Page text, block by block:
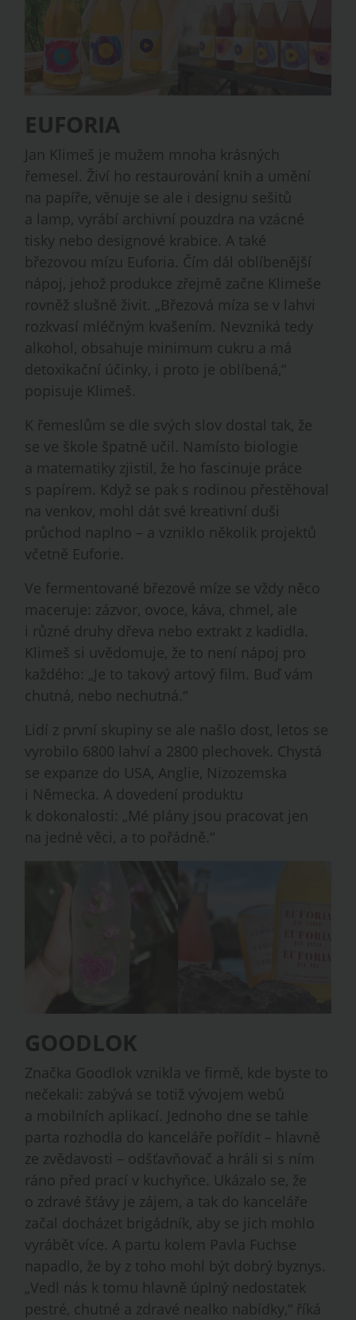
EUFORIA
Jan Klimeš je mužem mnoha krásných
řemesel. Živí ho restaurování knih a umění
na papíře, věnuje se ale i designu sešitů
a lamp, vyrábí archivní pouzdra na vzácné
tisky nebo designové krabice. A také
březovou mízu Euforia. Čím dál oblíbenější
nápoj, jehož produkce zřejmě začne Klimeše
rovněž slušně živit. „Březová míza se v lahvi
rozkvasí mléčným kvašením. Nevzniká tedy
alkohol, obsahuje minimum cukru a má
detoxikační účinky, i proto je oblíbená,“
popisuje Klimeš.
K řemeslům se dle svých slov dostal tak, že
se ve škole špatně učil. Namísto biologie
a matematiky zjistil, že ho fascinuje práce
s papírem. Když se pak s rodinou přestěhoval
na venkov, mohl dát své kreativní duši
průchod naplno – a vzniklo několik projektů
včetně Euforie.
Ve fermentované březové míze se vždy něco
maceruje: zázvor, ovoce, káva, chmel, ale
i různé druhy dřeva nebo extrakt z kadidla.
Klimeš si uvědomuje, že to není nápoj pro
každého: „Je to takový artový film. Buď vám
chutná, nebo nechutná.“
Lidí z první skupiny se ale našlo dost, letos se
vyrobilo 6800 lahví a 2800 plechovek. Chystá
se expanze do USA, Anglie, Nizozemska
i Německa. A dovedení produktu
k dokonalosti: „Mé plány jsou pracovat jen
na jedné věci, a to pořádně.“
GOODLOK
Značka Goodlok vznikla ve firmě, kde byste to
nečekali: zabývá se totiž vývojem webů
a mobilních aplikací. Jednoho dne se tahle
parta rozhodla do kanceláře pořídit – hlavně
ze zvědavosti – odšťavňovač a hráli si s ním
ráno před prací v kuchyňce. Ukázalo se, že
o zdravé šťávy je zájem, a tak do kanceláře
začal docházet brigádník, aby se jich mohlo
vyrábět více. A partu kolem Pavla Fuchse
napadlo, že by z toho mohl být dobrý byznys.
„Vedl nás k tomu hlavně úplný nedostatek
pestré, chutné a zdravé nealko nabídky,“ říká